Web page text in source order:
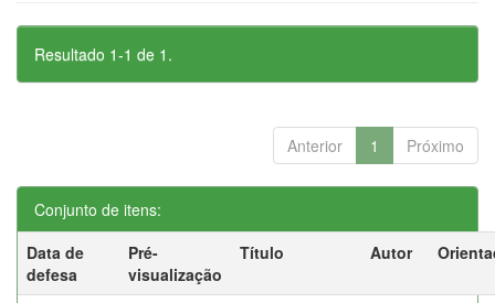
Resultado 1-1 de 1.
Anterior 1 Próximo
Conjunto de itens:
Data de
defesa
Pré-
visualização
Título Autor